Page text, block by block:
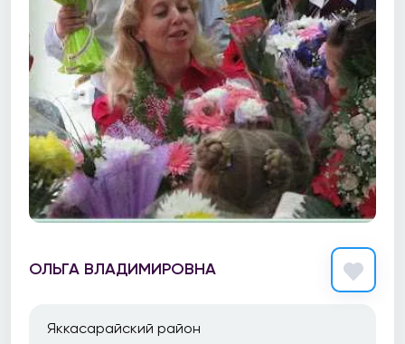
ОЛЬГА ВЛАДИМИРОВНА
Яккасарайский район